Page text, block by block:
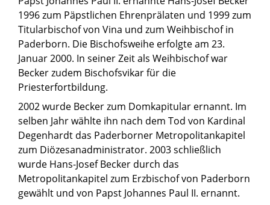
1996 zum Päpstlichen Ehrenprälaten und 1999 zum
Titularbischof von Vina und zum Weihbischof in
Paderborn. Die Bischofsweihe erfolgte am 23.
Januar 2000. In seiner Zeit als Weihbischof war
Becker zudem Bischofsvikar für die
Priesterfortbildung.
2002 wurde Becker zum Domkapitular ernannt. Im
selben Jahr wählte ihn nach dem Tod von Kardinal
Degenhardt das Paderborner Metropolitankapitel
zum Diözesanadministrator. 2003 schließlich
wurde Hans-Josef Becker durch das
Metropolitankapitel zum Erzbischof von Paderborn
gewählt und von Papst Johannes Paul II. ernannt.